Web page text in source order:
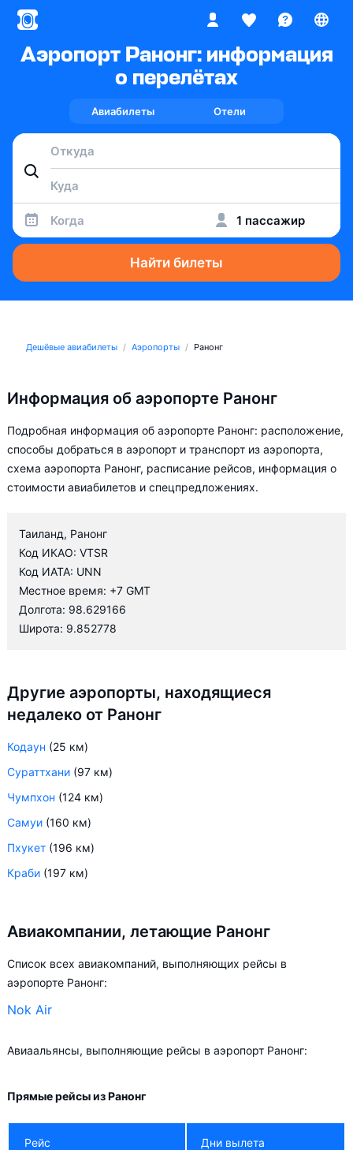
Аэропорт Ранонг: информация
о перелётах
Авиабилеты Отели
Когда 1 пассажир
Найти билеты
Дешёвые авиабилеты Аэропорты Ранонг
Информация об аэропорте Ранонг
Подробная информация об аэропорте Ранонг: расположение,
способы добраться в аэропорт и транспорт из аэропорта,
схема аэропорта Ранонг, расписание рейсов, информация о
стоимости авиабилетов и спецпредложениях.
Таиланд, Ранонг
Код ИКАО: VTSR
Код ИАТА: UNN
Местное время: +7 GMT
Долгота: 98.629166
Широта: 9.852778
Другие аэропорты, находящиеся
недалеко от Ранонг
Кодаун (25 км)
Сураттхани (97 км)
Чумпхон (124 км)
Самуи (160 км)
Пхукет (196 км)
Краби (197 км)
Авиакомпании, летающие Ранонг
Список всех авиакомпаний, выполняющих рейсы в
аэропорте Ранонг:
Nok Air
Авиаальянсы, выполняющие рейсы в аэропорт Ранонг:
Прямые рейсы из Ранонг
Рейс Дни вылета